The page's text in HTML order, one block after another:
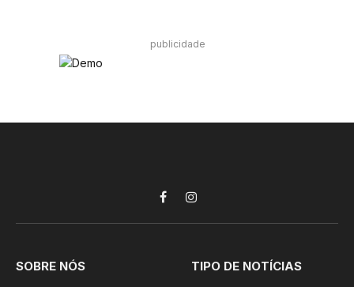
publicidade
FacebookInstagram
SOBRE NÓS TIPO DE NOTÍCIAS